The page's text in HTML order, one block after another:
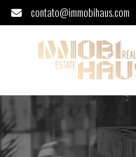
contato@immobihaus.com
Casa à venda em